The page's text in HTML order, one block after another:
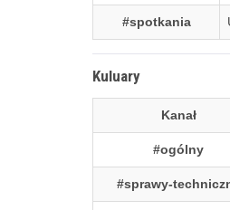
#spotkania
Kuluary
Kanał
#ogólny
#sprawy-